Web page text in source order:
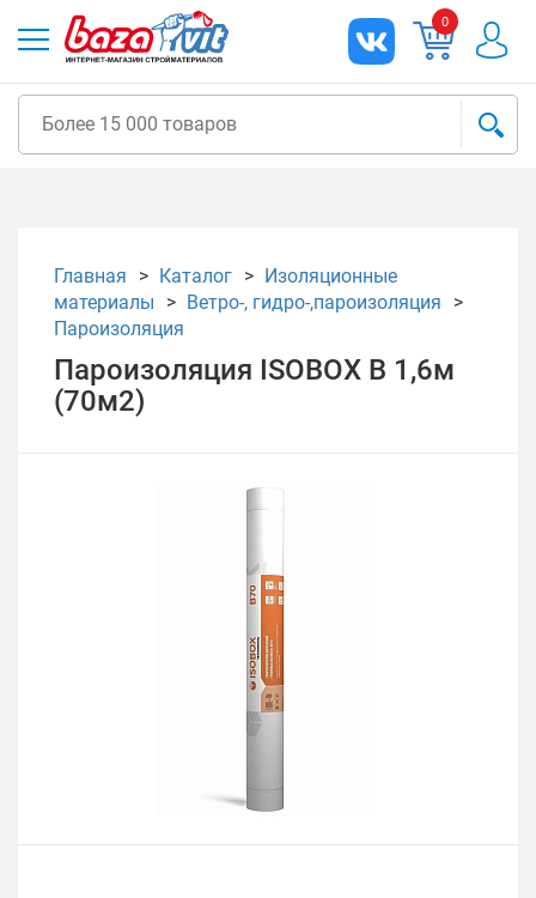
0
Главная Каталог
Изоляционные
материалы
Ветро-, гидро-,пароизоляция
Пароизоляция
Пароизоляция ISOBOX В 1,6м
(70м2)